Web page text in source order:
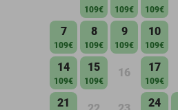
109€ 109€ 109€
7
109€
8
109€
9
109€
10
109€
14
109€
15
109€
16 17
109€
21 24